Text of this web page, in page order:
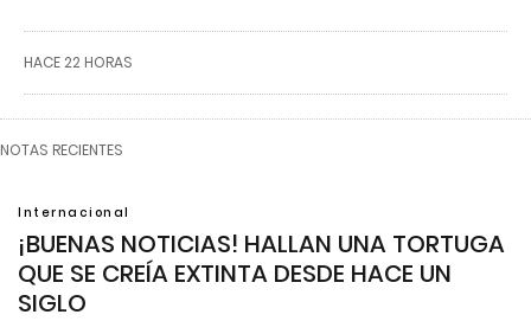
HACE 22 HORAS
NOTAS RECIENTES
Internacional
¡BUENAS NOTICIAS! HALLAN UNA TORTUGA
QUE SE CREÍA EXTINTA DESDE HACE UN
SIGLO